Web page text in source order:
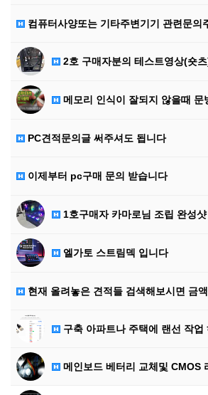
컴퓨터사양또는 기타주변기기 관련문의주시면 답변드
2호 구매자분의 테스트영상(숏츠)/상세주문내역입
메모리 인식이 잘되지 않을때 문방구용 지우개만 있으
PC견적문의글 써주셔도 됩니다
이제부터 pc구매 문의 받습니다
1호구매자 카마로님 조립 완성샷
엘가토 스트림덱 입니다
현재 올려놓은 견적들 검색해보시면 금액차이가 클수
구축 아파트나 주택에 랜선 작업 하실떄는 플랫타
메인보드 베터리 교체및 CMOS 리셋